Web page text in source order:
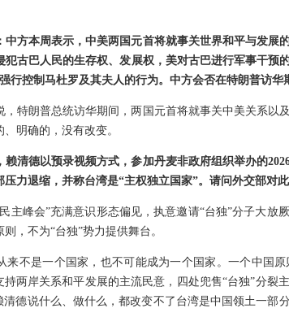
中方本周表示，中美两国元首将就事关世界和平与发
犯古巴人民的生存权、发展权，美对古巴进行军事干预
行控制马杜罗及其夫人的行为。中方会否在特朗普访华
，特朗普总统访华期间，两国元首将就事关中美关系以
明确的，没有改变。
赖清德以预录视频方式，参加丹麦非政府组织举办的
力退缩，并称台湾是“主权独立国家”。请问外交部对
主峰会”充满意识形态偏见，执意邀请“台独”分子大
，不为“台独”势力提供舞台。
来不是一个国家，也不可能成为一个国家。一个中国
持两岸关系和平发展的主流民意，四处兜售“台独”分裂
清德说什么、做什么，都改变不了台湾是中国领土一